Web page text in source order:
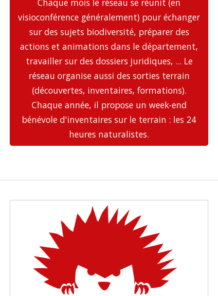
visioconférence généralement) pour échanger
sur des sujets biodiversité, préparer des
actions et animations dans le département,
travailler sur des dossiers juridiques, ... Le
réseau organise aussi des sorties terrain
(découvertes, inventaires, formations).
Chaque année, il propose un week-end
bénévole d'inventaires sur le terrain : les 24
heures naturalistes.